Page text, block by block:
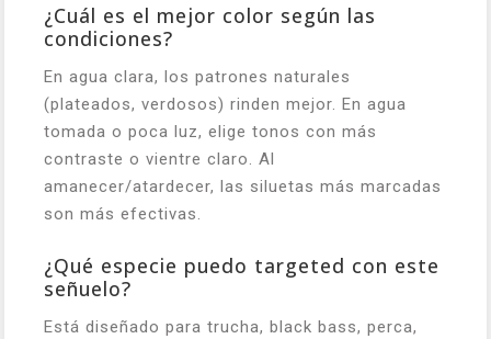
¿Cuál es el mejor color según las
condiciones?
En agua clara, los patrones naturales
(plateados, verdosos) rinden mejor. En agua
tomada o poca luz, elige tonos con más
contraste o vientre claro. Al
amanecer/atardecer, las siluetas más marcadas
son más efectivas.
¿Qué especie puedo targeted con este
señuelo?
Está diseñado para trucha, black bass, perca,